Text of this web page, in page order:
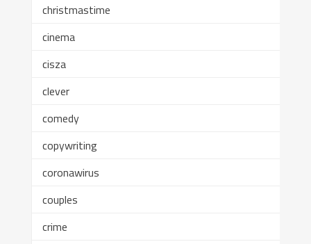
christmastime
cinema
cisza
clever
comedy
copywriting
coronawirus
couples
crime